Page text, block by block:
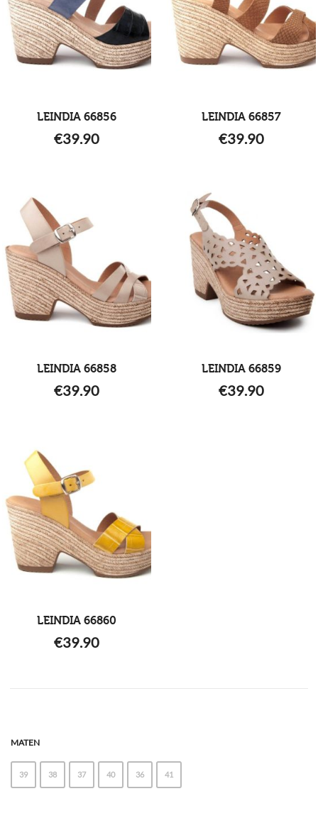
LEINDIA 66856
€39.90
LEINDIA 66857
€39.90
LEINDIA 66858
€39.90
LEINDIA 66859
€39.90
LEINDIA 66860
€39.90
MATEN
39 38 37 40 36 41